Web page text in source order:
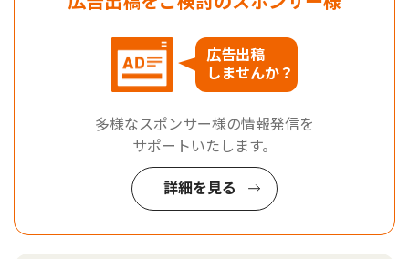
広告出稿
しませんか？
多様なスポンサー様の情報発信を
サポートいたします。
詳細を見る